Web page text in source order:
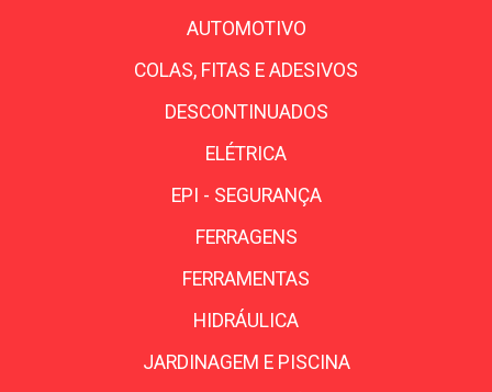
AUTOMOTIVO
COLAS, FITAS E ADESIVOS
DESCONTINUADOS
ELÉTRICA
EPI - SEGURANÇA
FERRAGENS
FERRAMENTAS
HIDRÁULICA
JARDINAGEM E PISCINA